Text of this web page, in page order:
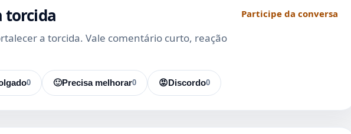
torcida
a torcida. Vale comentário curto, reação
Participe da conversa
0 🙂 0
Precisa melhorar 😡 0
Discordo